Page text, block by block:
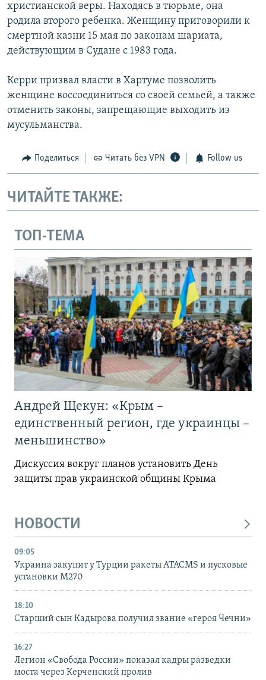
христианской веры. Находясь в тюрьме, она
родила второго ребенка. Женщину приговорили к
смертной казни 15 мая по законам шариата,
действующим в Судане с 1983 года.
Керри призвал власти в Хартуме позволить
женщине воссоединиться со своей семьей, а также
отменить законы, запрещающие выходить из
мусульманства.
Поделиться Читать без VPN Follow us
ЧИТАЙТЕ ТАКЖЕ:
ТОП-ТЕМА
Андрей Щекун: «Крым –
единственный регион, где украинцы –
меньшинство»
Дискуссия вокруг планов установить День
защиты прав украинской общины Крыма
НОВОСТИ
09:05
Украина закупит у Турции ракеты ATACMS и пусковые
установки M270
18:10
Старший сын Кадырова получил звание «героя Чечни»
16:27
Легион «Свобода России» показал кадры разведки
моста через Керченский пролив